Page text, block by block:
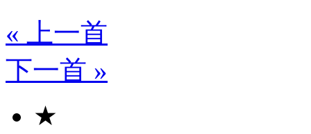
« 上一首
下一首 »
★